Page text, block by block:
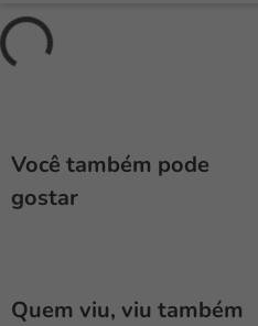
simparic
Você também pode
gostar
Quem viu, viu também